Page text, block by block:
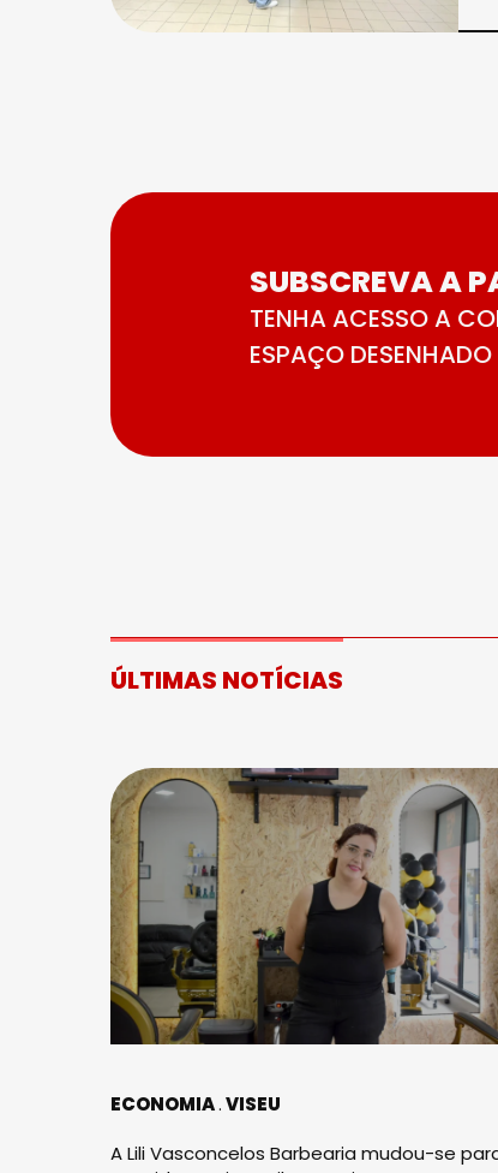
SUBSCREVA A
TENHA ACESSO A
ESPAÇO
ÚLTIMAS NOTÍCIAS
ECONOMIA VISEU
A Lili Vasconcelos Barbearia mudou-se